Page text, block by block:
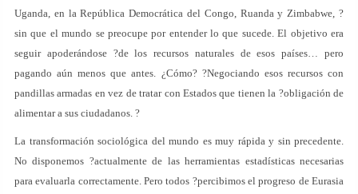
Uganda, en la República Democrática del Congo, Ruanda y Zimbabwe, ?
sin que el mundo se preocupe por entender lo que sucede. El objetivo era
seguir apoderándose ?de los recursos naturales de esos países… pero
pagando aún menos que antes. ¿Cómo? ?Negociando esos recursos con
pandillas armadas en vez de tratar con Estados que tienen la ?obligación de
alimentar a sus ciudadanos. ?
La transformación sociológica del mundo es muy rápida y sin precedente.
No disponemos ?actualmente de las herramientas estadísticas necesarias
para evaluarla correctamente. Pero todos ?percibimos el progreso de Eurasia